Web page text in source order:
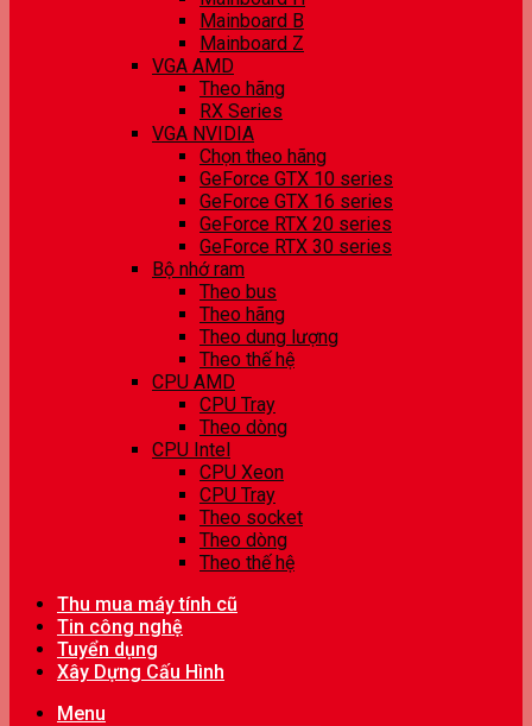
Mainboard B
Mainboard Z
VGA AMD
Theo hãng
RX Series
VGA NVIDIA
Chọn theo hãng
GeForce GTX 10 series
GeForce GTX 16 series
GeForce RTX 20 series
GeForce RTX 30 series
Bộ nhớ ram
Theo bus
Theo hãng
Theo dung lượng
Theo thế hệ
CPU AMD
CPU Tray
Theo dòng
CPU Intel
CPU Xeon
CPU Tray
Theo socket
Theo dòng
Theo thế hệ
Thu mua máy tính cũ
Tin công nghệ
Tuyển dụng
Xây Dựng Cấu Hình
Menu